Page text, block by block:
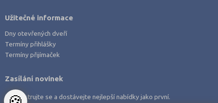
Užitečné informace
Dny otevřených dveří
Termíny přihlášky
Termíny přijímaček
Zasílání novinek
Zaregistrujte se a dostávejte nejlepší nabídky jako první.